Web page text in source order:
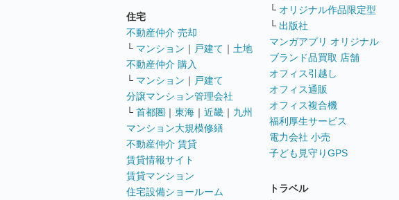
住宅
不動産仲介 売却
└ マンション ｜ 戸建て ｜ 土地
不動産仲介 購入
└ マンション ｜ 戸建て
分譲マンション管理会社
└ 首都圏 ｜ 東海 ｜ 近畿 ｜ 九州
マンション大規模修繕
不動産仲介 賃貸
賃貸情報サイト
賃貸マンション
住宅設備ショールーム
└ オリジナル作品限定型
└ 出版社
マンガアプリ オリジナル
ブランド品買取 店舗
オフィス引越し
オフィス通販
オフィス複合機
福利厚生サービス
電力会社 小売
子ども見守りGPS
トラベル